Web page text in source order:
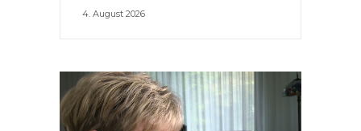
4. August 2026